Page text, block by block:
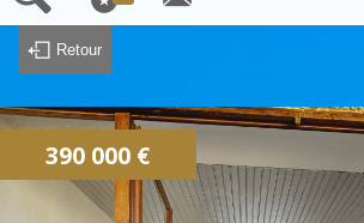
ACCUEIL
NOS BIENS À LA VENTE
CONTACTEZ NOUS
ALERTE EMAIL
IMMOVAR, UN AUTRE REGARD...
Retour
390 000 €